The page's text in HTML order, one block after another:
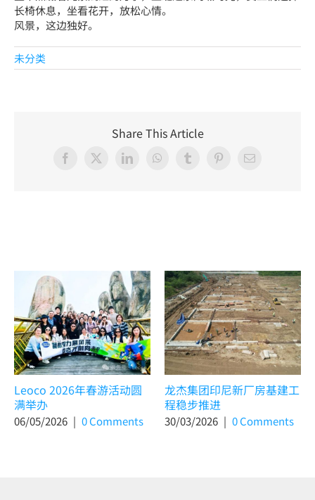
长椅休息，坐看花开，放松心情。
风景，这边独好。
未分类
Share This Article
Facebook
X LinkedInWhatsAppTumblrPinterestEmail
Leoco 2026年春游活动圆
满举办
06/05/2026 | 0 Comments
龙杰集团印尼新厂房基建工
程稳步推进
30/03/2026 | 0 Comments